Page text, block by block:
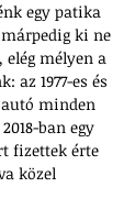
egy patika
ki ne
elég mélyen a
az 1977-es és
autó minden
ban egy
fizettek érte
közel